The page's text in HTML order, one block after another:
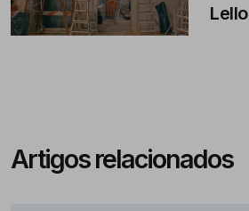
Lello
Artigos relacionados